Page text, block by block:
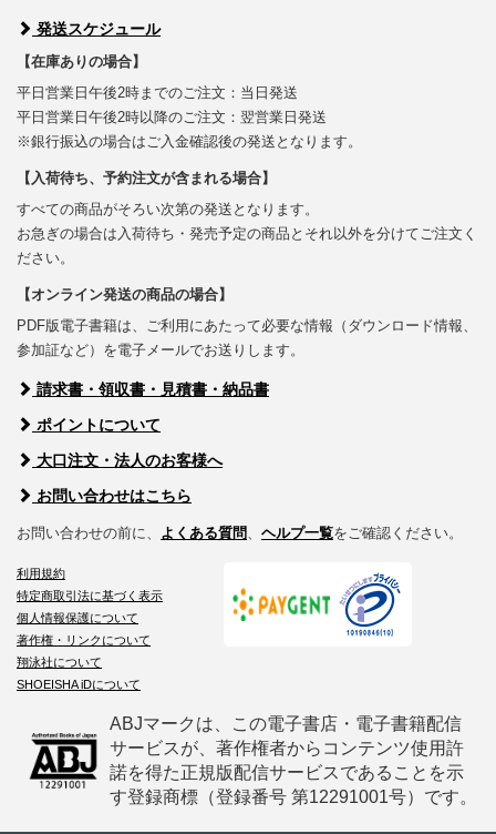
発送スケジュール
【在庫ありの場合】
平日営業日午後2時までのご注文：当日発送
平日営業日午後2時以降のご注文：翌営業日発送
※銀行振込の場合はご入金確認後の発送となります。
【入荷待ち、予約注文が含まれる場合】
すべての商品がそろい次第の発送となります。
お急ぎの場合は入荷待ち・発売予定の商品とそれ以外を分けてご注文く
ださい。
【オンライン発送の商品の場合】
PDF版電子書籍は、ご利用にあたって必要な情報（ダウンロード情報、
参加証など）を電子メールでお送りします。
請求書・領収書・見積書・納品書
ポイントについて
大口注文・法人のお客様へ
お問い合わせはこちら
お問い合わせの前に、 よくある質問、 ヘルプ一覧をご確認ください。
利用規約
特定商取引法に基づく表示
個人情報保護について
著作権・リンクについて
翔泳社について
SHOEISHA iDについて
ABJマークは、この電子書店・電子書籍配信
サービスが、著作権者からコンテンツ使用許
諾を得た正規版配信サービスであることを示
す登録商標（登録番号 第12291001号）です。